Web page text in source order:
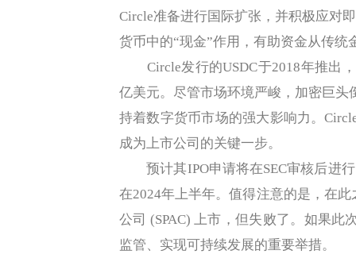
Circle准备进行国际扩张，并积极应对
货币中的“现金”作用，有助资金从传
Circle发行的USDC于2018年推出，
亿美元。尽管市场环境严峻，加密巨
持着数字货币市场的强大影响力。
成为上市公司的关键一步。
预计其IPO申请将在SEC审核后进行
在2024年上半年。值得注意的是，在
公司 (SPAC) 上市，但失败了。如果
监管、实现可持续发展的重要举措。